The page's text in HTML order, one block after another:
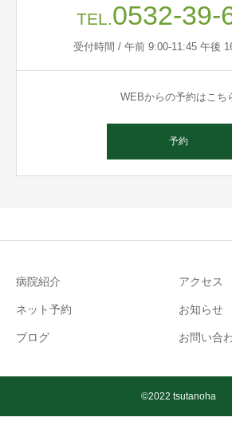
TEL.0532-39-
受付時間 / 午前 9:00-11:45 午後
WEBからの予約はこち
予約
病院紹介 アクセス
ネット予約 お知らせ
ブログ お問い合
©2022 tsutanoha